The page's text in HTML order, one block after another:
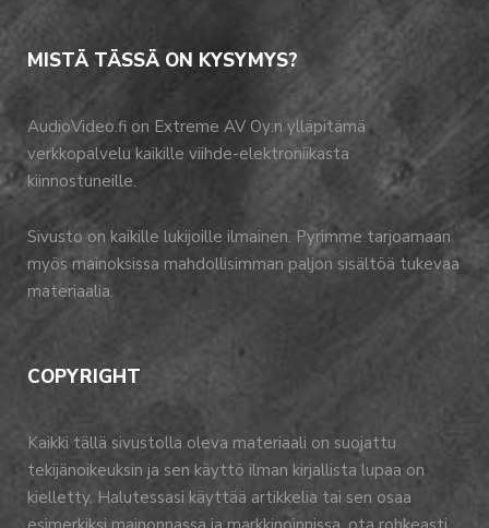
MISTÄ TÄSSÄ ON KYSYMYS?
AudioVideo.fi on Extreme AV Oy:n ylläpitämä
verkkopalvelu kaikille viihde-elektroniikasta
kiinnostuneille.
Sivusto on kaikille lukijoille ilmainen. Pyrimme tarjoamaan
myös mainoksissa mahdollisimman paljon sisältöä tukevaa
materiaalia.
COPYRIGHT
Kaikki tällä sivustolla oleva materiaali on suojattu
tekijänoikeuksin ja sen käyttö ilman kirjallista lupaa on
kielletty. Halutessasi käyttää artikkelia tai sen osaa